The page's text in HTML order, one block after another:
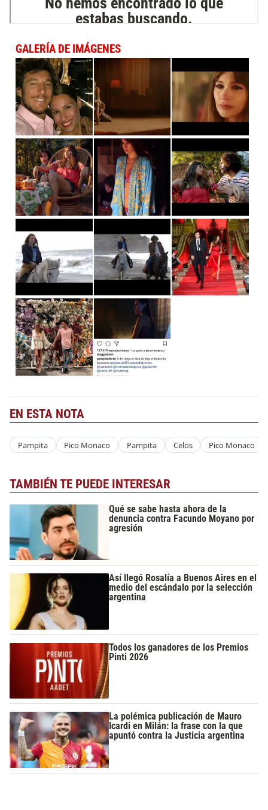
GALERÍA DE IMÁGENES
EN ESTA NOTA
Pampita Pico Monaco Pampita Celos Pico Monaco
TAMBIÉN TE PUEDE INTERESAR
Qué se sabe hasta ahora de la
denuncia contra Facundo Moyano por
agresión
Así llegó Rosalía a Buenos Aires en el
medio del escándalo por la selección
argentina
Todos los ganadores de los Premios
Pinti 2026
La polémica publicación de Mauro
Icardi en Milán: la frase con la que
apuntó contra la Justicia argentina